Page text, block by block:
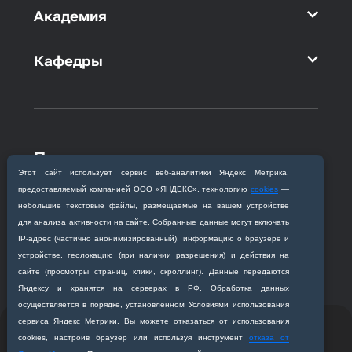
Этот сайт использует сервис веб‑аналитики Яндекс Метрика,
предоставляемый компанией ООО «ЯНДЕКС», технологиюcookies —
небольшие текстовые файлы, размещаемые на вашем устройстве
для анализа активности на сайте. Собранные данные могут включать
IP‑адрес (частично анонимизированный), информацию о браузере и
устройстве, геолокацию (при наличии разрешения) и действия на
сайте (просмотры страниц, клики, скроллинг). Данные передаются
Яндексу и хранятся на серверах в РФ. Обработка данных
осуществляется в порядке, установленном Условиями использования
сервиса Яндекс Метрики. Вы можете отказаться от использования
cookies, настроив браузер или используя инструментотказа от
Академия
Кафедры
Приемная комиссия
Благовещенск, ул. Горького, 95
+7 (4162) 319‒016
abitur@amursma.su
Сведения об образовательной
организации
медицинская академия